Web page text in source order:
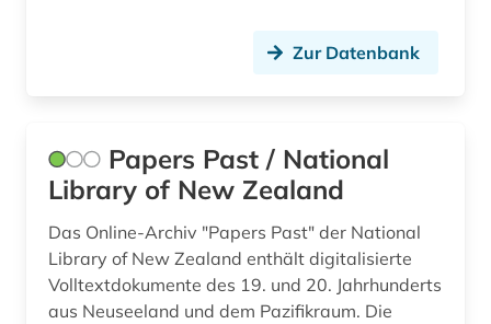
Zur Datenbank
Papers Past / National
Library of New Zealand
Das Online-Archiv "Papers Past" der National
Library of New Zealand enthält digitalisierte
Volltextdokumente des 19. und 20. Jahrhunderts
aus Neuseeland und dem Pazifikraum. Die